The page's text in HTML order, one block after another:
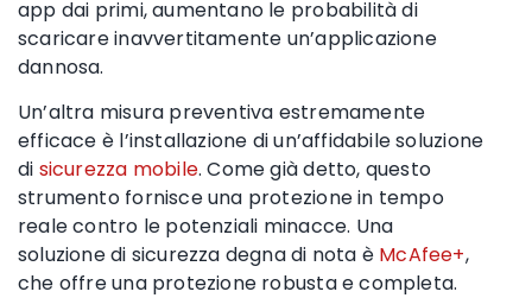
app dai primi, aumentano le probabilità di
scaricare inavvertitamente un’applicazione
dannosa.
Un’altra misura preventiva estremamente
efficace è l’installazione di un’affidabile soluzione
di sicurezza mobile. Come già detto, questo
strumento fornisce una protezione in tempo
reale contro le potenziali minacce. Una
soluzione di sicurezza degna di nota è McAfee+,
che offre una protezione robusta e completa.